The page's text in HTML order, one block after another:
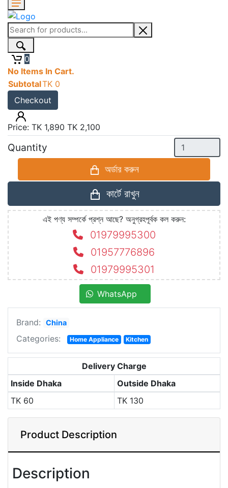
0
No Items In Cart.
SubtotalTK 0
Checkout
Electric BBQ Grill
Machine - Black
Product Code:
Availability:In Stock
Price: TK 1,890 TK 2,100
Quantity
অর্ডার করুন
কার্টে রাখুন
এই পণ্য সম্পর্কে প্রশ্ন আছে? অনুগ্রহপূর্বক কল করুন:
01979995300
01957776896
01979995301
WhatsApp
Brand: China
Categories: Home Appliance Kitchen
Delivery Charge
Inside Dhaka
Outside Dhaka
TK 60 TK 130
Product Description
Description